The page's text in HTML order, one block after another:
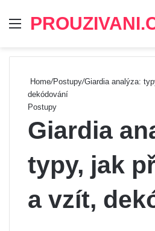
Menu
Home/Postupy/Giardia analýza:
dekódování
Postupy
Giardia
typy, jak
a vzít,